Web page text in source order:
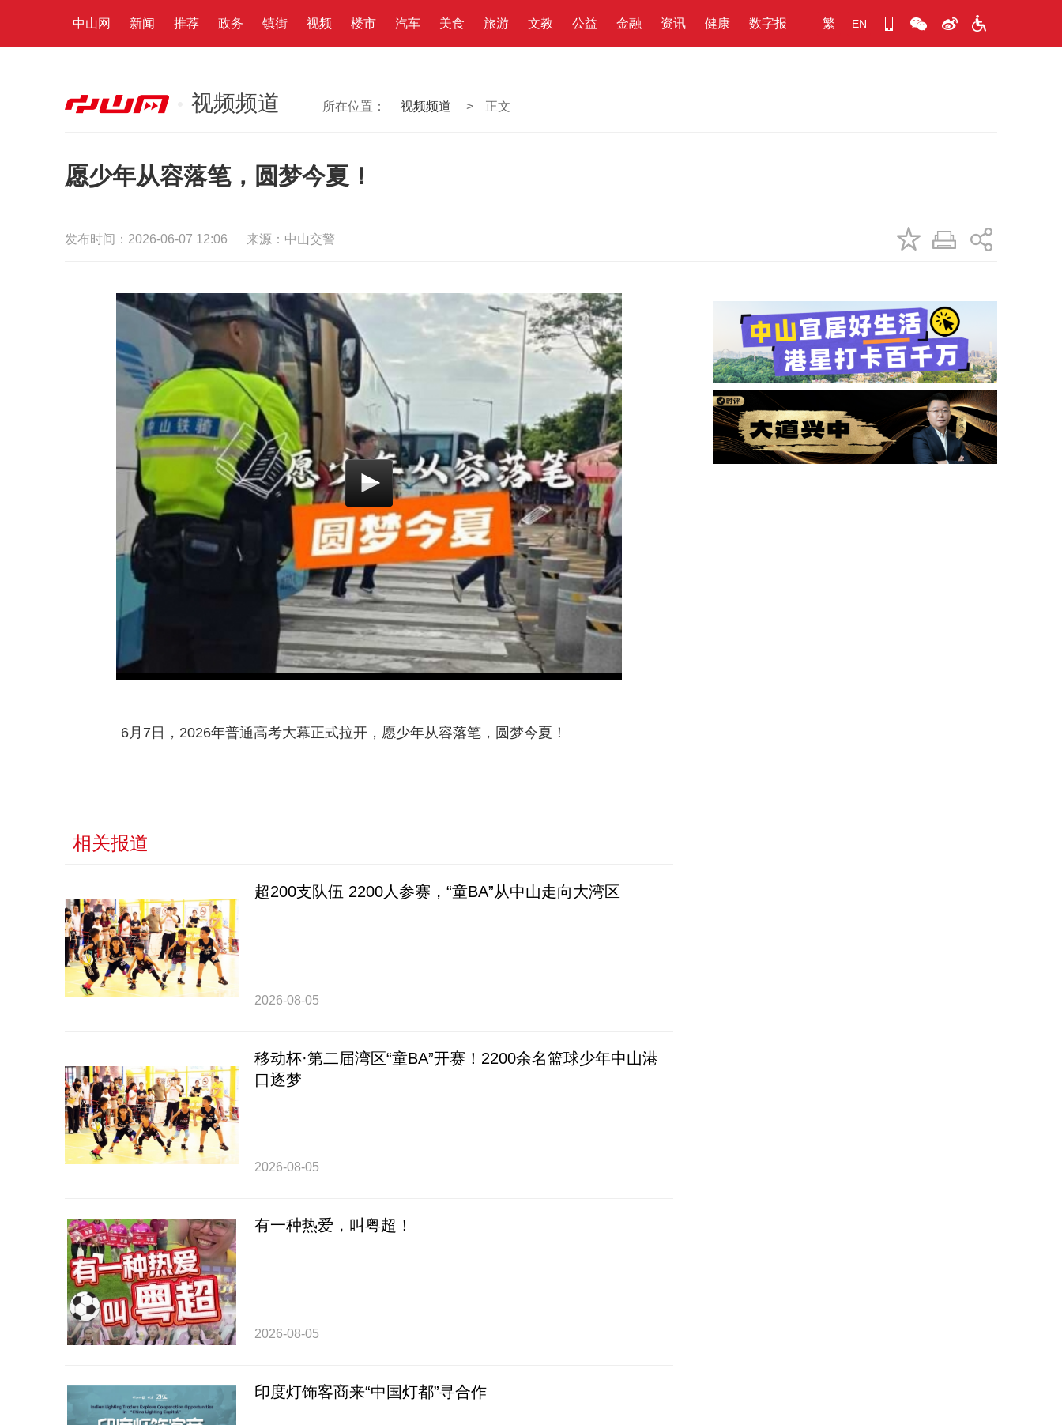
中山网 新闻 推荐 政务 镇街 视频 楼市 汽车 美食 旅游 文教 公益 金融 资讯 健康 数字报 繁 EN
视频频道 所在位置： 视频频道 > 正文
愿少年从容落笔，圆梦今夏！
发布时间：2026-06-07 12:06 来源：中山交警
6月7日， 2026年普通高考大幕正式拉开， 愿少年从容落笔，圆梦今夏！
相关报道
超200支队伍 2200人参赛，“童BA”从中山走向大湾区
2026-08-05
移动杯·第二届湾区“童BA”开赛！2200余名篮球少年中山港
口逐梦
2026-08-05
有一种热爱，叫粤超！
2026-08-05
印度灯饰客商来“中国灯都”寻合作